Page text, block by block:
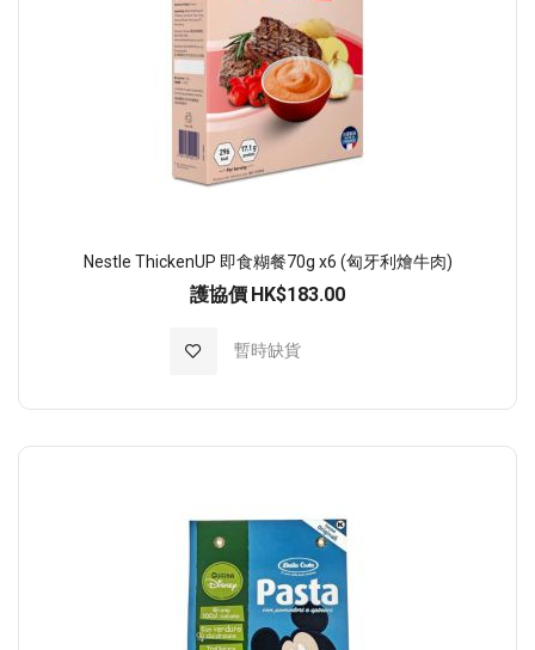
Nestle ThickenUP 即食糊餐70g x6 (匈牙利燴牛肉)
護協價 HK$183.00
暫時缺貨
加入至願望清單